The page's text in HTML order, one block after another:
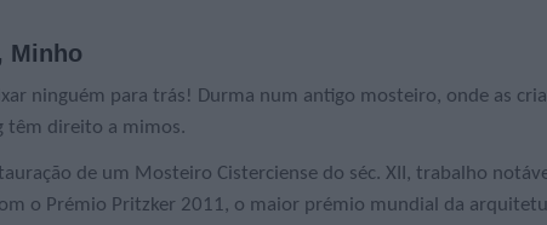
Minho
ninguém para trás! Durma num antigo mosteiro, onde as
têm direito a mimos.
de um Mosteiro Cisterciense do séc. XII, trabalho
o Prémio Pritzker 2011, o maior prémio mundial da